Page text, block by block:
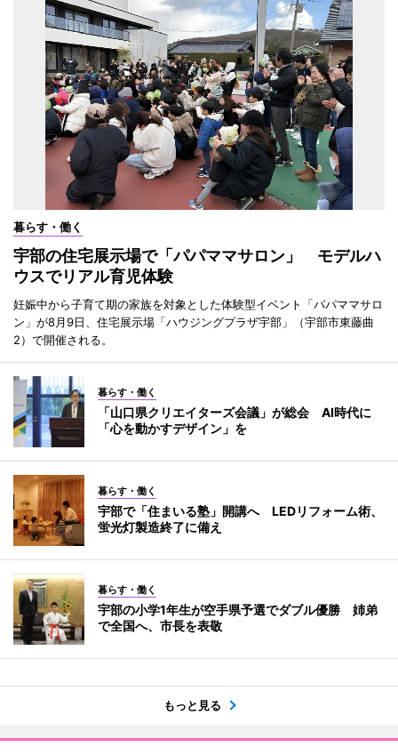
暮らす・働く
宇部の住宅展示場で「パパママサロン」 モデルハ
ウスでリアル育児体験
妊娠中から子育て期の家族を対象とした体験型イベント「パパママサロ
ン」が8月9日、住宅展示場「ハウジングプラザ宇部」（宇部市東藤曲
2）で開催される。
暮らす・働く
「山口県クリエイターズ会議」が総会 AI時代に
「心を動かすデザイン」を
暮らす・働く
宇部で「住まいる塾」開講へ LEDリフォーム術、
蛍光灯製造終了に備え
暮らす・働く
宇部の小学1年生が空手県予選でダブル優勝 姉弟
で全国へ、市長を表敬
もっと見る